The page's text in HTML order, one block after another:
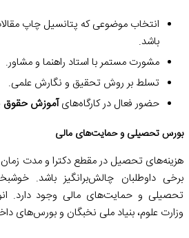
انتخاب موضوعی که پتانسیل چاپ
باشد.
مشورت مستمر با استاد راهنما و مشاور.
تسلط بر روش تحقیق و نگارش علمی.
حضور فعال در کارگاه‌هایآموزش حقوق
بورس تحصیلی و حمایت‌های مالی
هزینه‌های تحصیل در مقطع دکترا و مدت
برخی داوطلبان چالش‌برانگیز باشد.
تحصیلی و حمایت‌های مالی وجود دارد.
وزارت علوم، بنیاد ملی نخبگان و بورس‌های